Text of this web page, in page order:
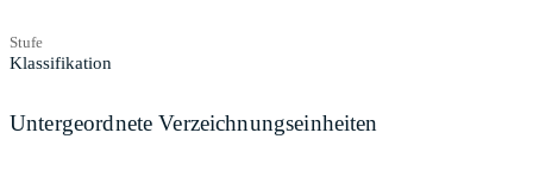
Stufe
Klassifikation
Untergeordnete Verzeichnungseinheiten